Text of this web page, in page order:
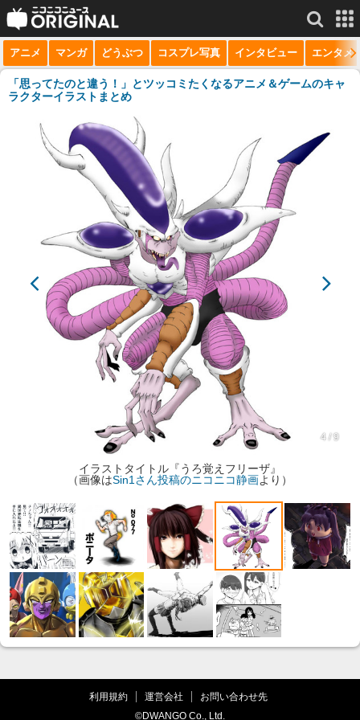
サービス一覧 もっと見る
niconico
生放送
マンガ
ニコニコQ
アニメ マンガ どうぶつ コスプレ写真 インタビュー エンタメ
「思ってたのと違う！」とツッコミたくなるアニメ＆ゲームのキャ
ラクターイラストまとめ
4 / 9
イラストタイトル『うろ覚えフリーザ』
（画像はSin1さん投稿のニコニコ静画より）
利用規約 運営会社
お問い合わせ先
©DWANGO Co., Ltd.